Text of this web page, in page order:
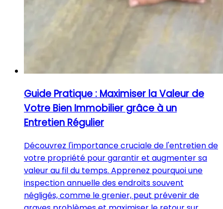
Guide Pratique : Maximiser la Valeur de
Votre Bien Immobilier grâce à un
Entretien Régulier
Découvrez l'importance cruciale de l'entretien de
votre propriété pour garantir et augmenter sa
valeur au fil du temps. Apprenez pourquoi une
inspection annuelle des endroits souvent
négligés, comme le grenier, peut prévenir de